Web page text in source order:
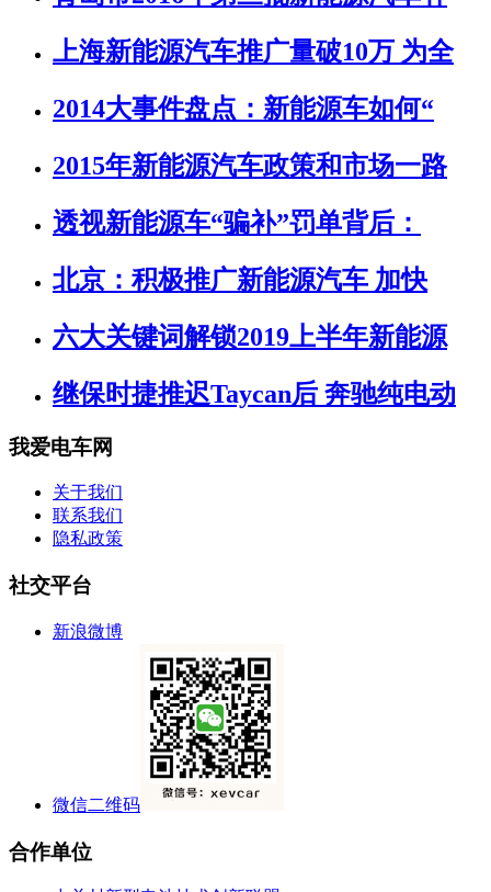
上海新能源汽车推广量破10万 为全
2014大事件盘点：新能源车如何“
2015年新能源汽车政策和市场一路
透视新能源车“骗补”罚单背后：
北京：积极推广新能源汽车 加快
六大关键词解锁2019上半年新能源
继保时捷推迟Taycan后 奔驰纯电动
我爱电车网
关于我们
联系我们
隐私政策
社交平台
新浪微博
微信二维码
合作单位